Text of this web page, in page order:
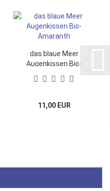
das blaue Meer
Augenkissen Bio-
Amaranth
11,00 EUR